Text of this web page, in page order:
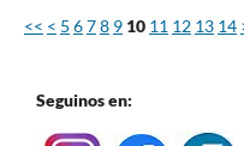
<< < 5 678 9 10 11 12 13 14
Seguinos en: